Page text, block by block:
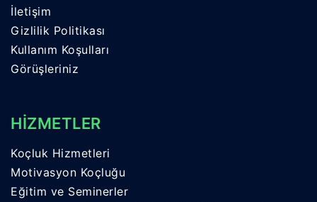
İletişim
Gizlilik Politikası
Kullanım Koşulları
Görüşleriniz
HİZMETLER
Koçluk Hizmetleri
Motivasyon Koçluğu
Eğitim ve Seminerler